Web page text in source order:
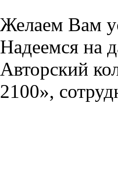
Желаем Вам
Надеемся на
Авторский
2100»,